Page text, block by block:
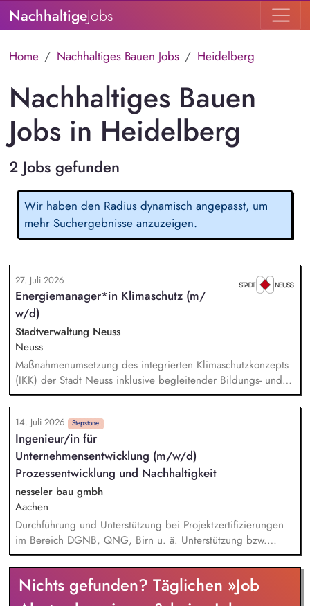
NachhaltigeJobs
Home Nachhaltiges Bauen Jobs Heidelberg
Nachhaltiges Bauen
Jobs in Heidelberg
2 Jobs gefunden
Wir haben den Radius dynamisch angepasst, um
mehr Suchergebnisse anzuzeigen.
27. Juli 2026
Energiemanager*in Klimaschutz (m/
w/d)
Stadtverwaltung Neuss
Neuss
Maßnahmenumsetzung des integrierten Klimaschutzkonzepts
(IKK) der Stadt Neuss inklusive begleitender Bildungs- und
Öffentlichkeitsarbeit sowie Fortschreibung des IKK.
Monitoring und Berichterstattung zu den ca. 60 städtischen
PV-Anlagen sowie Planung weiterer Anlageninstallationen.
Prüfung, Planung und Umsetzung von Modellen zu Energy-
Sharing und/oder Strombilanzkreismodellen. Eigenständige
Fördermittelakquise und Durchführung von Förderprojekten
in den Bereichen regenerative Energien sowie
energiesparendes Bauen und Sanieren.
14. Juli 2026 Stepstone
Ingenieur/in für
Unternehmensentwicklung (m/w/d)
Prozessentwicklung und Nachhaltigkeit
nesseler bau gmbh
Aachen
Durchführung und Unterstützung bei Projektzertifizierungen
im Bereich DGNB, QNG, Birn u. ä. Unterstützung bzw.
Durchführung von Lebenszyklusanalysen von Planungs- und
Bauprojekten. Beratung der Fachbereiche hinsichtlich der
Nachhaltigkeit in verschiedenen Projektphasen. Entwickeln
von Ansätzen zur Verbesserung / Optimierung der
Nichts gefunden? Täglichen »Job